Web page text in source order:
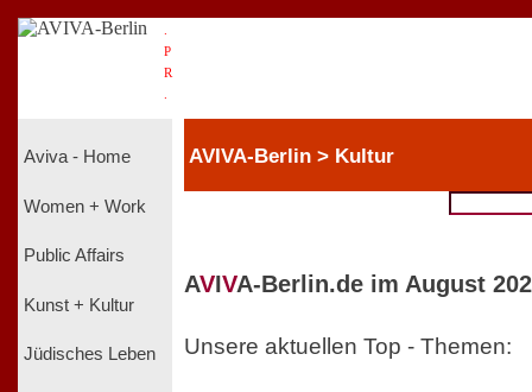
P
R
Aviva - Home
Women + Work
Public Affairs
Kunst + Kultur
Jüdisches Leben
AVIVA-Berlin > Kultur
AVIVA-Berlin.de im August
Unsere aktuellen Top - Themen: